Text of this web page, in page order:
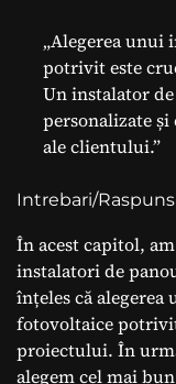
„Alegerea unui
potrivit este
Un instalator
personalizate
ale clientului.”
Intrebari/
În acest capitol,
instalatori de
înțeles că
fotovoltaice
proiectului. În
alegem cel mai